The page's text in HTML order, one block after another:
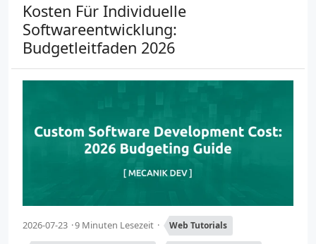
Kosten Für Individuelle
Softwareentwicklung:
Budgetleitfaden 2026
2026-07-23 9 Minuten Lesezeit Web Tutorials